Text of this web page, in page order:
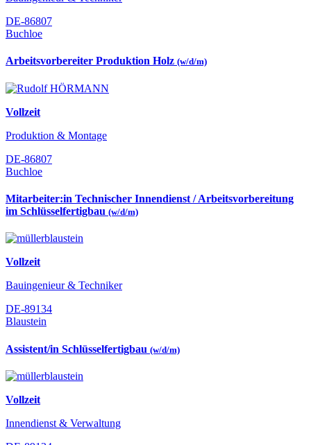
DE-86807
Buchloe
Arbeitsvorbereiter Produktion Holz (w/d/m)
Vollzeit
Produktion & Montage
DE-86807
Buchloe
Mitarbeiter:in Technischer Innendienst / Arbeitsvorbereitung
im Schlüsselfertigbau (w/d/m)
Vollzeit
Bauingenieur & Techniker
DE-89134
Blaustein
Assistent/in Schlüsselfertigbau (w/d/m)
Vollzeit
Innendienst & Verwaltung